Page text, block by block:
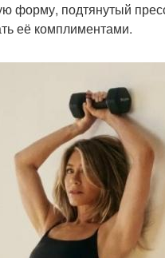
форму, подтянутый
её комплиментами.